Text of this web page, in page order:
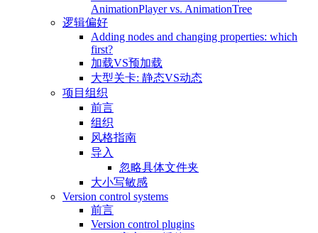
AnimationPlayer vs. AnimationTree
逻辑偏好
Adding nodes and changing properties: which
first?
加载VS预加载
大型关卡: 静态VS动态
项目组织
前言
组织
风格指南
导入
忽略具体文件夹
大小写敏感
Version control systems
前言
Version control plugins